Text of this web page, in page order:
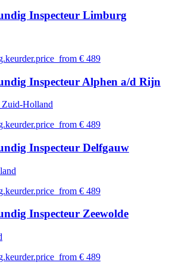
Inspecteur Limburg
€ 489
Inspecteur Alphen a/d Rijn
Zuid-Holland
€ 489
Inspecteur Delfgauw
€ 489
Inspecteur Zeewolde
€ 489